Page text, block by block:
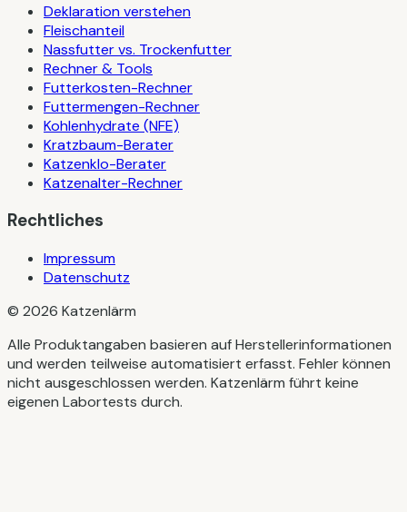
Deklaration verstehen
Fleischanteil
Nassfutter vs. Trockenfutter
Rechner & Tools
Futterkosten-Rechner
Futtermengen-Rechner
Kohlenhydrate (NFE)
Kratzbaum-Berater
Katzenklo-Berater
Katzenalter-Rechner
Rechtliches
Impressum
Datenschutz
© 2026 Katzenlärm
Alle Produktangaben basieren auf Herstellerinformationen
und werden teilweise automatisiert erfasst. Fehler können
nicht ausgeschlossen werden. Katzenlärm führt keine
eigenen Labortests durch.